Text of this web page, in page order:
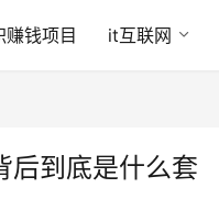
赚钱项目 it互联网
后到底是什么套